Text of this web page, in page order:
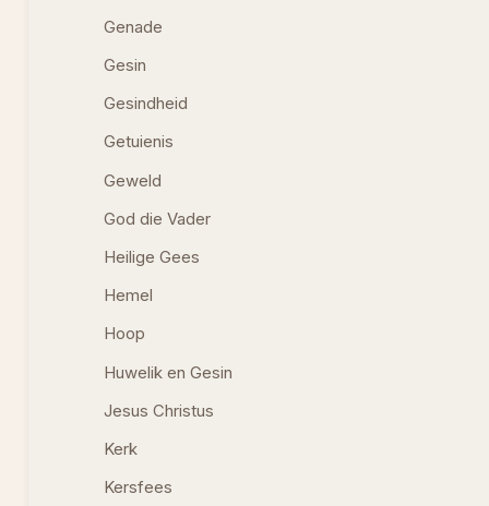
Genade
Gesin
Gesindheid
Getuienis
Geweld
God die Vader
Heilige Gees
Hemel
Hoop
Huwelik en Gesin
Jesus Christus
Kerk
Kersfees